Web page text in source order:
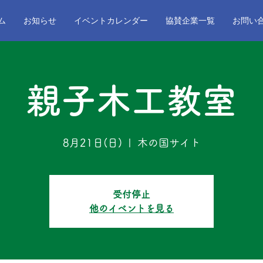
お知らせ イベントカレンダー 協賛企業一覧 お問い
親子木工教室
8月21日(日) 木の国サイト
受付停止
他のイベントを見る